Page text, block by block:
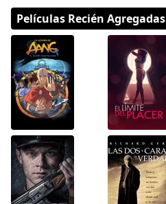
Películas Recién Agregadas